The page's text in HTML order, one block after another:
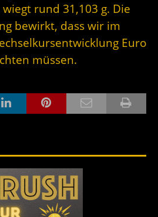
rund 31,103 g. Die
bewirkt, dass wir im
Euro
müssen.